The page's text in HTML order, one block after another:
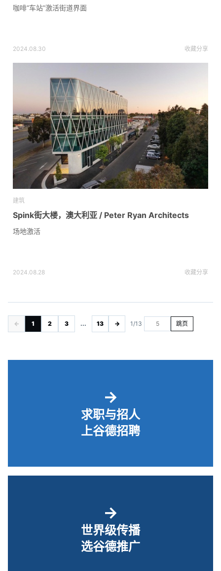
咖啡“车站”激活街道界面
2024.08.30 收藏分享
建筑
Spink街大楼，澳大利亚 / Peter Ryan Architects
场地激活
2024.08.28 收藏分享
← 1 2 3 ... 13 → 1/13 跳页
→
求职与招人
上谷德招聘
→
世界级传播
选谷德推广